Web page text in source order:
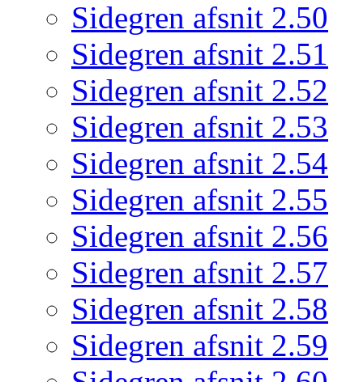
Sidegren afsnit 2.50
Sidegren afsnit 2.51
Sidegren afsnit 2.52
Sidegren afsnit 2.53
Sidegren afsnit 2.54
Sidegren afsnit 2.55
Sidegren afsnit 2.56
Sidegren afsnit 2.57
Sidegren afsnit 2.58
Sidegren afsnit 2.59